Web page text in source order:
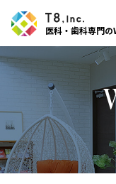
医科・歯科専門